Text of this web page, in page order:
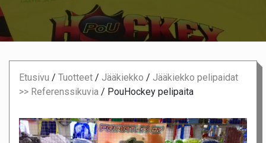
Etusivu / Tuotteet / Jääkiekko / Jääkiekko pelipaidat
>> Referenssikuvia / PouHockey pelipaita